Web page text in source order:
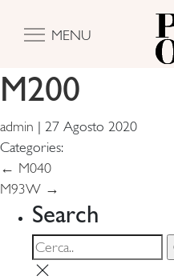
MENU
M200
admin | 27 Agosto 2020
Categories:
Navigazione
articoli
← M040
M93W →
Search